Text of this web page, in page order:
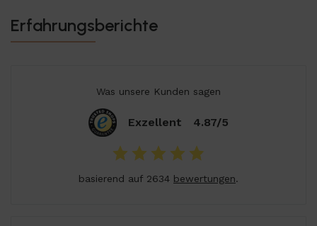
Erfahrungsberichte
Was unsere Kunden sagen
Exzellent 4.87/5
basierend auf 2634 bewertungen.